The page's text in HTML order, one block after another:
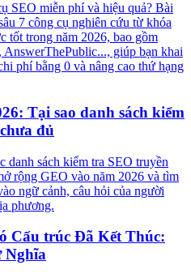
SEO miễn phí và hiệu quả? Bài
7 công cụ nghiên cứu từ khóa
tốt trong năm 2026, bao gồm
giúp bạn khai
phí bằng 0 và nâng cao thứ hạng
Tại sao danh sách kiểm
đủ
danh sách kiểm tra SEO truyền
rộng GEO vào năm 2026 và tìm
ngữ cảnh, câu hỏi của người
phương.
Cấu trúc Đã Kết Thúc:
Nghĩa